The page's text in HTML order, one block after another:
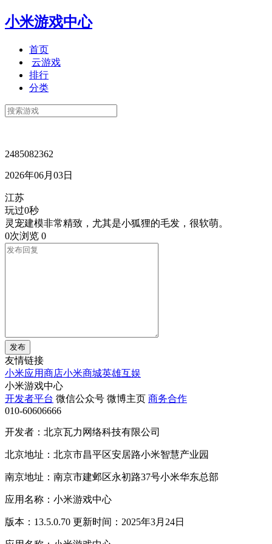
小米游戏中心
首页
云游戏
排行
分类
2485082362
2026年06月03日
江苏
玩过0秒
灵宠建模非常精致，尤其是小狐狸的毛发，很软萌。
0次浏览 0
发布
友情链接
小米应用商店小米商城英雄互娱
小米游戏中心
开发者平台 微信公众号 微博主页 商务合作
010-60606666
开发者：北京瓦力网络科技有限公司
北京地址：北京市昌平区安居路小米智慧产业园
南京地址：南京市建邺区永初路37号小米华东总部
应用名称：小米游戏中心
版本：13.5.0.70 更新时间：2025年3月24日